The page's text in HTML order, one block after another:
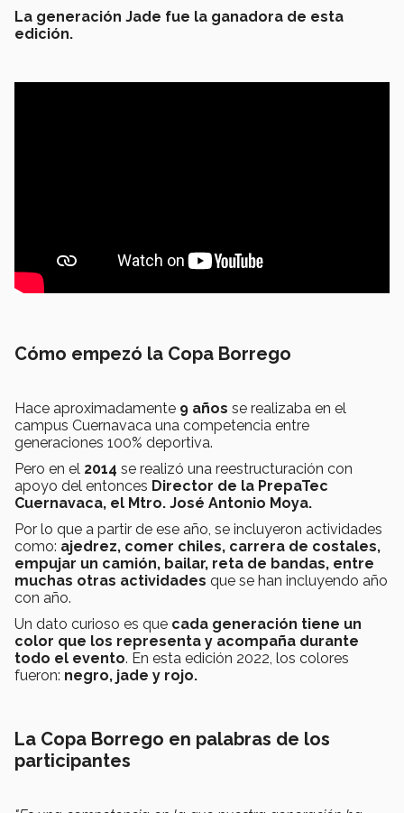
La generación Jade fue la ganadora de esta
edición.
Cómo empezó la Copa Borrego
Hace aproximadamente 9 años se realizaba en el
campus Cuernavaca una competencia entre
generaciones 100% deportiva.
Pero en el 2014 se realizó una reestructuración con
apoyo del entonces Director de la PrepaTec
Cuernavaca, el Mtro. José Antonio Moya.
Por lo que a partir de ese año, se incluyeron actividades
como: ajedrez, comer chiles, carrera de costales,
empujar un camión, bailar, reta de bandas, entre
muchas otras actividades que se han incluyendo año
con año.
Un dato curioso es que cada generación tiene un
color que los representa y acompaña durante
todo el evento. En esta edición 2022, los colores
fueron: negro, jade y rojo.
La Copa Borrego en palabras de los
participantes